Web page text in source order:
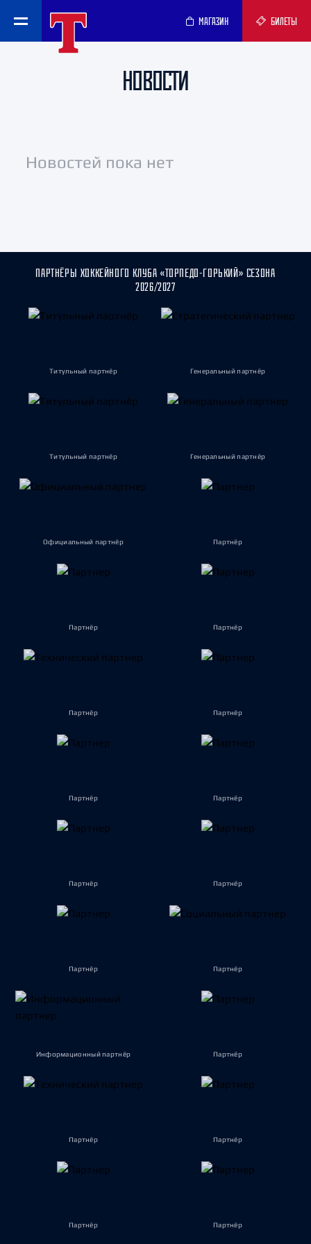
МАГАЗИН БИЛЕТЫ
НОВОСТИ
Новостей пока нет
ПАРТНЁРЫ ХОККЕЙНОГО КЛУБА «ТОРПЕДО-ГОРЬКИЙ» СЕЗОНА
2026/2027
Титульный партнёр Генеральный партнёр
Титульный партнёр Генеральный партнёр
Официальный партнёр Партнёр
Партнёр Партнёр
Партнёр Партнёр
Партнёр Партнёр
Партнёр Партнёр
Партнёр Партнёр
Информационный партнёр Партнёр
Партнёр Партнёр
Партнёр Партнёр